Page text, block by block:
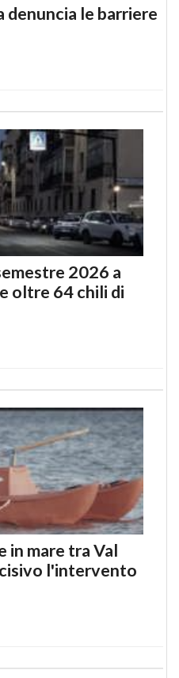
denuncia le barriere
2026 a
oltre 64 chili di
in mare tra Val
l'intervento